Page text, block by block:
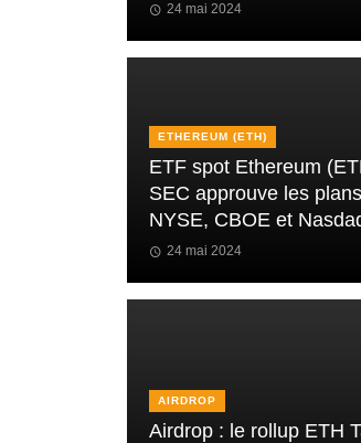
24 mai 2024
ETHEREUM (ETH)
ETF spot Ethereum
SEC approuve les
NYSE, CBOE et
24 mai 2024
AIRDROP
Airdrop : le rollup ETH